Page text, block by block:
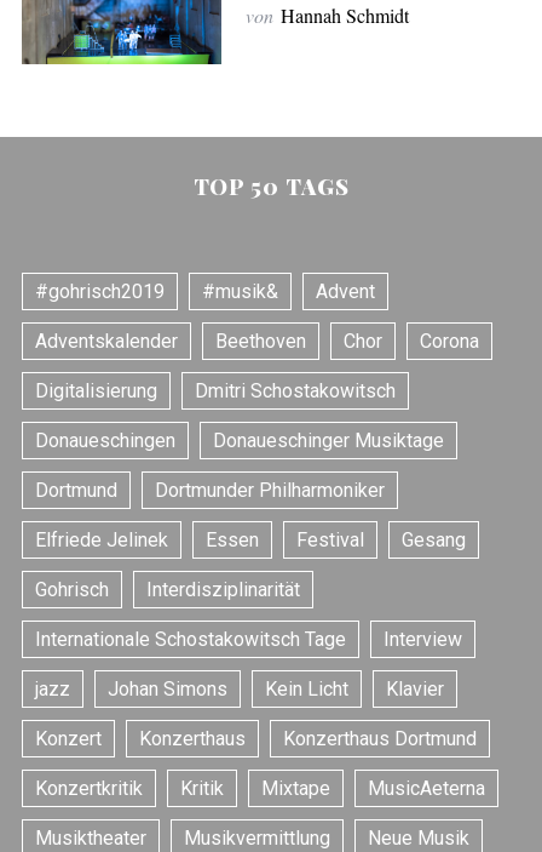
von Hannah Schmidt
TOP 50 TAGS
#gohrisch2019 #musik& Advent
Adventskalender Beethoven Chor Corona
Digitalisierung Dmitri Schostakowitsch
Donaueschingen Donaueschinger Musiktage
Dortmund Dortmunder Philharmoniker
Elfriede Jelinek Essen Festival Gesang
Gohrisch Interdisziplinarität
Internationale Schostakowitsch Tage Interview
jazz Johan Simons Kein Licht Klavier
Konzert Konzerthaus Konzerthaus Dortmund
Konzertkritik Kritik Mixtape MusicAeterna
Musiktheater Musikvermittlung Neue Musik
r
c
h
f
o
r
: